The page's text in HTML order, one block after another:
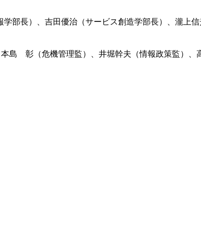
部長）、吉田優治（サービス創造学部長）、瀧上
島 彰（危機管理監）、井堀幹夫（情報政策監）